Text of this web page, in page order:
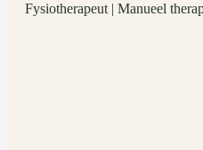
Fysiotherapeut | Manueel